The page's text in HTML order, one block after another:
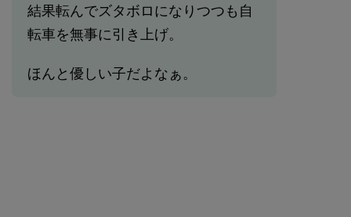
結果転んでズタボロになりつつも自
転車を無事に引き上げ。
ほんと優しい子だよなぁ。